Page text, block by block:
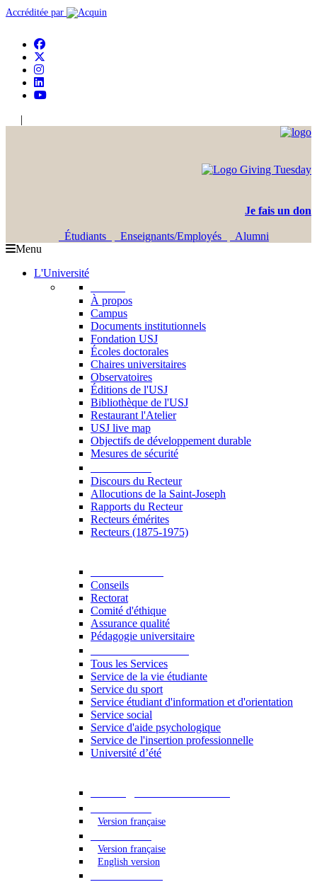
Accréditée par
|
Je fais un don
Étudiants Enseignants/Employés
Alumni
Menu
L'Université
À propos
Campus
Documents institutionnels
Fondation USJ
Écoles doctorales
Chaires universitaires
Observatoires
Éditions de l'USJ
Bibliothèque de l'USJ
Restaurant l'Atelier
USJ live map
Objectifs de développement durable
Mesures de sécurité
Discours du Recteur
Allocutions de la Saint-Joseph
Rapports du Recteur
Recteurs émérites
Recteurs (1875-1975)
Conseils
Rectorat
Comité d'éthique
Assurance qualité
Pédagogie universitaire
Tous les Services
Service de la vie étudiante
Service du sport
Service étudiant d'information et d'orientation
Service social
Service d'aide psychologique
Service de l'insertion professionnelle
Université d’été
Version française
Version française
English version